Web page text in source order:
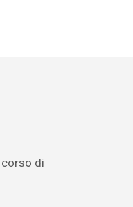
corso di